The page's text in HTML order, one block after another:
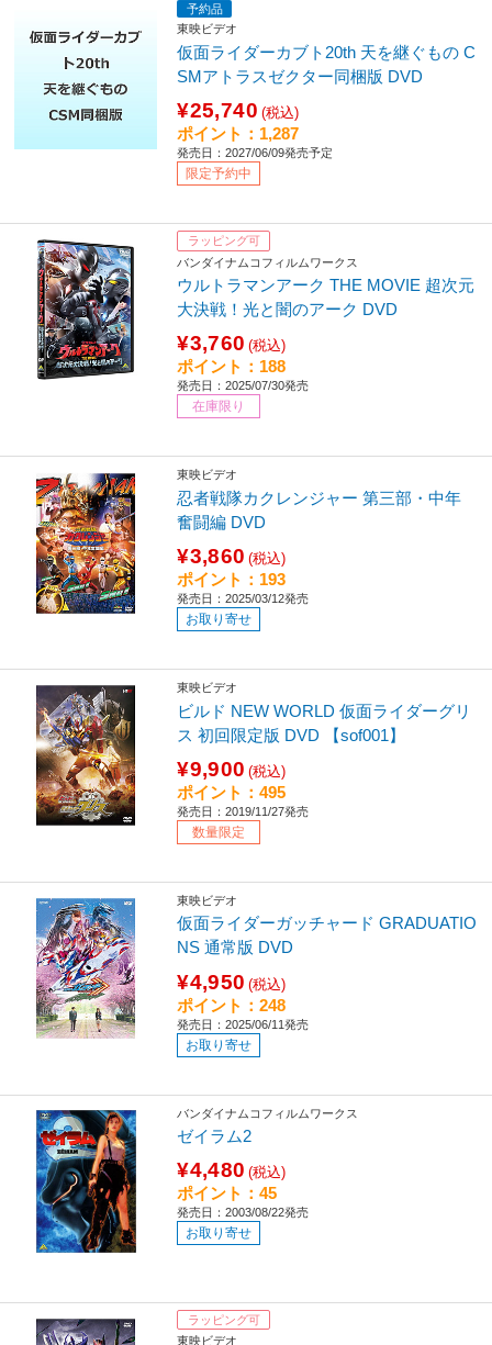
予約品
東映ビデオ
仮面ライダーカブト20th 天を継ぐもの C
SMアトラスゼクター同梱版 DVD
¥25,740 (税込)
ポイント：1,287
発売日：2027/06/09発売予定
限定予約中
ラッピング可
バンダイナムコフィルムワークス
ウルトラマンアーク THE MOVIE 超次元
大決戦！光と闇のアーク DVD
¥3,760 (税込)
ポイント：188
発売日：2025/07/30発売
在庫限り
東映ビデオ
忍者戦隊カクレンジャー 第三部・中年
奮闘編 DVD
¥3,860 (税込)
ポイント：193
発売日：2025/03/12発売
お取り寄せ
東映ビデオ
ビルド NEW WORLD 仮面ライダーグリ
ス 初回限定版 DVD 【sof001】
¥9,900 (税込)
ポイント：495
発売日：2019/11/27発売
数量限定
東映ビデオ
仮面ライダーガッチャード GRADUATIO
NS 通常版 DVD
¥4,950 (税込)
ポイント：248
発売日：2025/06/11発売
お取り寄せ
バンダイナムコフィルムワークス
ゼイラム2
¥4,480 (税込)
ポイント：45
発売日：2003/08/22発売
お取り寄せ
ラッピング可
東映ビデオ